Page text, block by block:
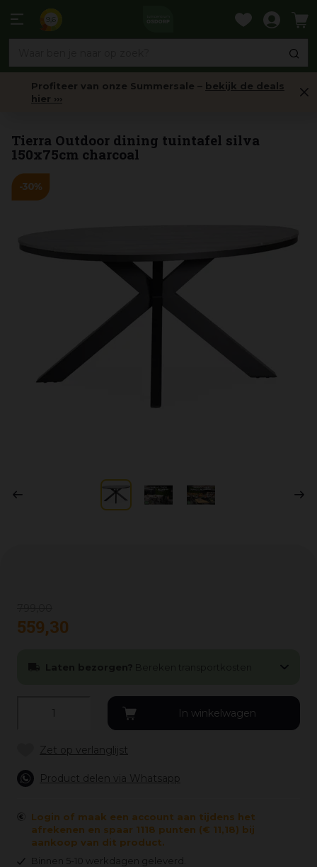
naar
Profiteer van onze Summersale – bekijk de deals
hier ›››
Tierra Outdoor dining tuintafel silva
150x75cm charcoal
559,30
Product delen via Whatsapp
Login of maak een account aan tijdens het
afrekenen en spaar 1118 punten (€ 11,18) bij
aankoop van dit product.
Binnen 5-10 werkdagen geleverd.